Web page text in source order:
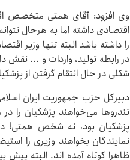
وی افزود: آقای همتی متخصص
اقتصادی داشته اما به هرحال
را داشته باشد البته تنها وزیر
در رابطه تولید، واردات و ... نقش
شکلی در حال انتقام گرفتن از
دبیرکل حزب جمهوریت ایران
تندروها می‌خواهند پزشکیان را
پزشکیان بود، نه شخص همتی!
نمایندگان بخواهند وزیری را
ظاهرا کوتاه آمده اند. البته